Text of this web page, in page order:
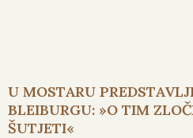
U MOSTARU
BLEIBURGU: »O TIM
ŠUTJETI«